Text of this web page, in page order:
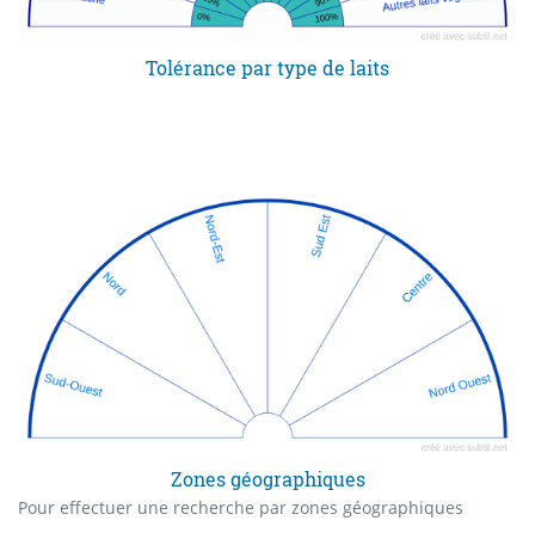
Tolérance par type de laits
Zones géographiques
Pour effectuer une recherche par zones géographiques